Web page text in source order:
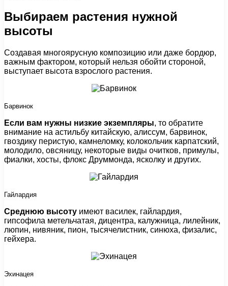
Выбираем растения нужной
высоты
Создавая многоярусную композицию или даже бордюр,
важным фактором, который нельзя обойти стороной,
выступает высота взрослого растения.
Барвинок
Если вам нужны низкие экземпляры, то обратите
внимание на астильбу китайскую, алиссум, барвинок,
гвоздику перистую, камнеломку, колокольчик карпатский,
молодило, овсяницу, некоторые виды очитков, примулы,
фиалки, хосты, флокс Друммонда, ясколку и других.
Гайлардия
Среднюю высоту имеют василек, гайлардия,
гипсофила метельчатая, дицентра, калужница, лилейник,
люпин, нивяник, пион, тысячелистник, синюха, физалис,
гейхера.
Эхинацея